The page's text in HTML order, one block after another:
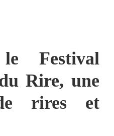
le Festival
Rire, une
rires et